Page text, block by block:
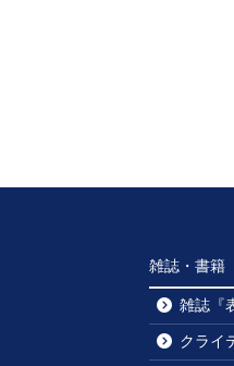
雑誌・書籍
雑誌『
クライ